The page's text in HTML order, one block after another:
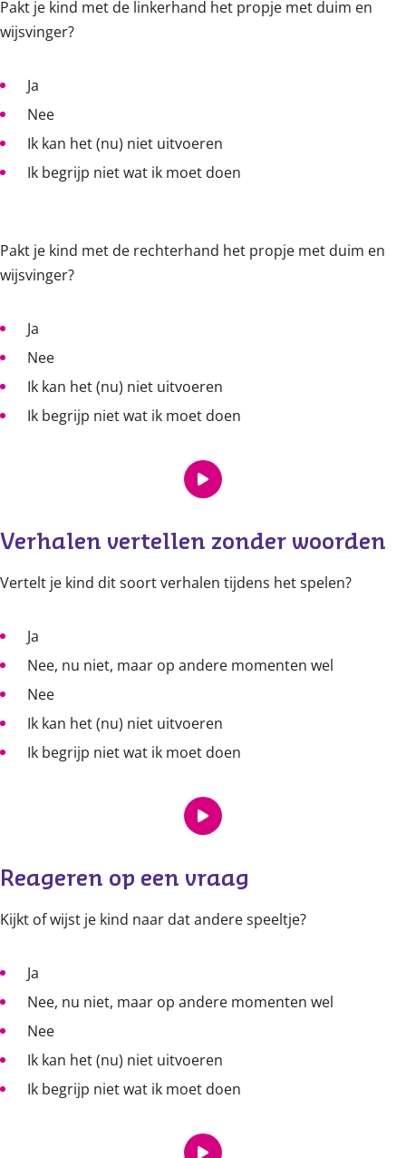
Pakt je kind met de linkerhand het propje met duim en
wijsvinger?
Ja
Nee
Ik kan het (nu) niet uitvoeren
Ik begrijp niet wat ik moet doen
Pakt je kind met de rechterhand het propje met duim en
wijsvinger?
Ja
Nee
Ik kan het (nu) niet uitvoeren
Ik begrijp niet wat ik moet doen
Verhalen vertellen zonder woorden
Vertelt je kind dit soort verhalen tijdens het spelen?
Ja
Nee, nu niet, maar op andere momenten wel
Nee
Ik kan het (nu) niet uitvoeren
Ik begrijp niet wat ik moet doen
Reageren op een vraag
Kijkt of wijst je kind naar dat andere speeltje?
Ja
Nee, nu niet, maar op andere momenten wel
Nee
Ik kan het (nu) niet uitvoeren
Ik begrijp niet wat ik moet doen